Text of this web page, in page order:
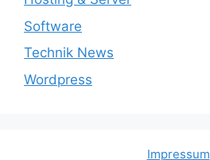
Software
Technik News
Wordpress
Impressum